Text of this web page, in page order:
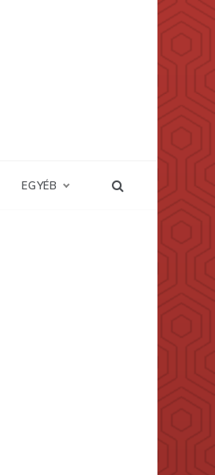
EGYÉB